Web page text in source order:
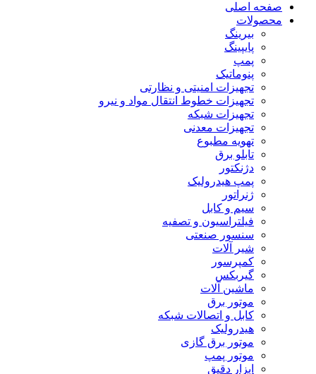
صفحه اصلی
محصولات
بیرینگ
پایپینگ
پمپ
پنوماتیک
تجهیزات امنیتی و نظارتی
تجهیزات خطوط انتقال مواد و نیرو
تجهیزات شبکه
تجهیزات معدنی
تهویه مطبوع
تابلو برق
دژنکتور
پمپ هیدرولیک
ژنراتور
سیم و کابل
فیلتراسیون و تصفیه
سنسور صنعتی
شیر آلات
کمپرسور
گیربکس
ماشین آلات
موتور برق
کابل و اتصالات شبکه
هیدرولیک
موتور برق گازی
موتور پمپ
ابزار دقیق